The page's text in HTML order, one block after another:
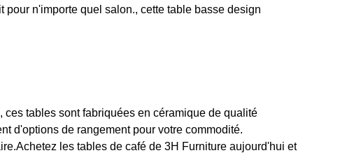
n'importe quel salon., cette table basse design
tables sont fabriquées en céramique de qualité
d'options de rangement pour votre commodité.
les tables de café de 3H Furniture aujourd'hui et